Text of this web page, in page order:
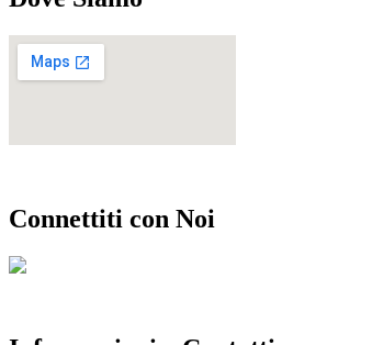
Connettiti con Noi